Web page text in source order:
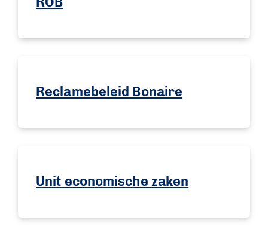
Reclamebeleid Bonaire
Unit economische zaken